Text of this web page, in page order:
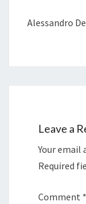
Alessandro
Leave a
Your email
Required
Comment *